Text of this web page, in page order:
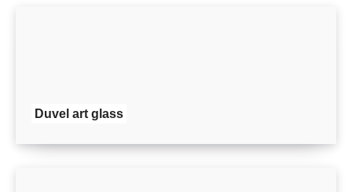
Duvel art glass